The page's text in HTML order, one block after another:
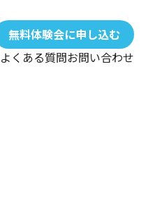
よくある質問お問い合わせ
無料体験会に申し込む